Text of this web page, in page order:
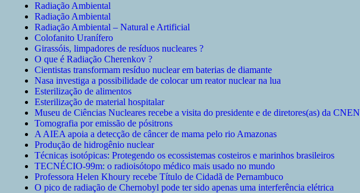
Radiação Ambiental
Radiação Ambiental
Radiação Ambiental – Natural e Artificial
Colofanito Uranífero
Girassóis, limpadores de resíduos nucleares ?
O que é Radiação Cherenkov ?
Cientistas transformam resíduo nuclear em baterias de diamante
Nasa investiga a possibilidade de colocar um reator nuclear na lua
Esterilização de alimentos
Esterilização de material hospitalar
Museu de Ciências Nucleares recebe a visita do presidente e de diretores(as) da CNEN
Tomografia por emissão de pósitrons
A AIEA apoia a detecção de câncer de mama pelo rio Amazonas
Produção de hidrogênio nuclear
Técnicas isotópicas: Protegendo os ecossistemas costeiros e marinhos brasileiros
TECNÉCIO-99m: o radioisótopo médico mais usado no mundo
Professora Helen Khoury recebe Título de Cidadã de Pernambuco
O pico de radiação de Chernobyl pode ter sido apenas uma interferência elétrica